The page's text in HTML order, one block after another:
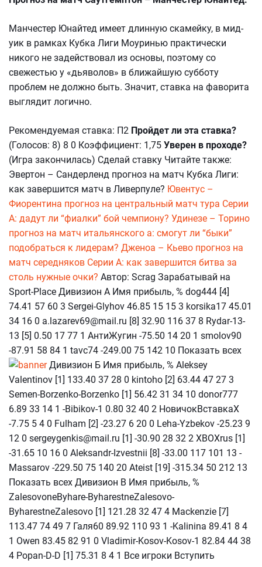
Манчестер Юнайтед имеет длинную скамейку, в мид-
уик в рамках Кубка Лиги Моуринью практически
никого не задействовал из основы, поэтому со
свежестью у «дьяволов» в ближайшую субботу
проблем не должно быть. Значит, ставка на фаворита
выглядит логично.
Рекомендуемая ставка: П2 Пройдет ли эта ставка?
(Голосов: 8) 8 0 Коэффициент: 1,75 Уверен в проходе?
(Игра закончилась) Сделай ставку Читайте также:
Эвертон – Сандерленд прогноз на матч Кубка Лиги:
как завершится матч в Ливерпуле? Ювентус –
Фиорентина прогноз на центральный матч тура Серии
А: дадут ли “фиалки” бой чемпиону? Удинезе – Торино
прогноз на матч итальянского а: смогут ли “быки”
подобраться к лидерам? Дженоа – Кьево прогноз на
матч середняков Серии А: как завершится битва за
столь нужные очки? Автор: Scrag Зарабатывай на
Sport-Place Дивизион А Имя прибыль, % dog444 [4]
74.41 57 60 3 Sergei-Glyhov 46.85 15 15 3 korsika17 45.01
34 16 0 a.lazarev69@mail.ru [8] 32.90 116 37 8 Rydar-13-
13 [5] 0.50 17 77 1 АнтиЖугин -75.50 14 20 1 smolov90
-87.91 58 84 1 tavc74 -249.00 75 142 10 Показать всех
Дивизион Б Имя прибыль, % Aleksey
Valentinov [1] 133.40 37 28 0 kintoho [2] 63.44 47 27 3
Semen-Borzenko-Borzenko [1] 56.42 31 34 10 donor777
6.89 33 14 1 -Bibikov-1 0.80 32 40 2 НовичокВставкаХ
-7.75 5 4 0 Fulham [2] -23.27 6 20 0 Leha-Yzbekov -25.23 9
12 0 sergeygenkis@mail.ru [1] -30.90 28 32 2 XBOXrus [1]
-31.65 10 16 0 Aleksandr-Izvestnii [8] -33.00 117 101 13 -
Massarov -229.50 75 140 20 Ateist [19] -315.34 50 212 13
Показать всех Дивизион В Имя прибыль, %
ZalesovoneByhare-ByharestneZalesovo-
ByharestneZalesovo [1] 121.28 32 47 4 Mackenzie [7]
113.47 74 49 7 Галя60 89.92 110 93 1 -Kalinina 89.41 8 4
1 Owen 83.45 82 91 0 Vladimir-Kosov-Kosov-1 82.84 44 38
4 Popan-D-D [1] 75.31 8 4 1 Все игроки Вступить